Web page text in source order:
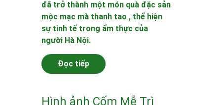
đã trở thành một món quà đặc sản
mộc mạc mà thanh tao , thể hiện
sự tinh tế trong ẩm thực của
người Hà Nội.
Đọc tiếp
Hình ảnh Cốm Mễ Trì